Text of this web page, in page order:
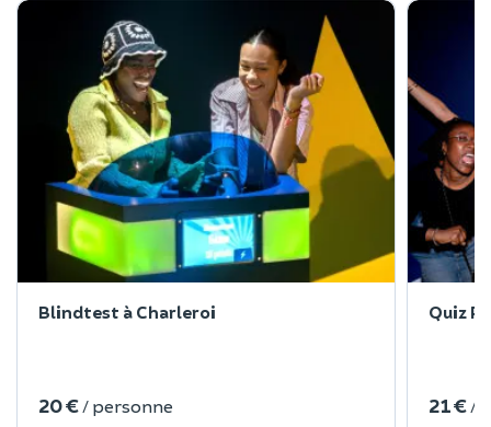
Blindtest à Charleroi
20 € / personne
Quiz
21 € /